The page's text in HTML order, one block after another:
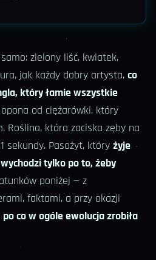
zielony liść, kwiatek,
jak każdy dobry artysta, co
który łamie wszystkie
od ciężarówki, który
Roślina, która zaciska zęby na
sekundy. Pasożyt, który żyje
tylko po to, żeby
poniżej — z
faktami, a przy okazji
po co w ogóle ewolucja zrobiła